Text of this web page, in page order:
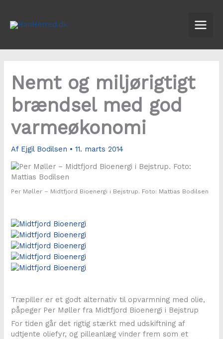
indholdet
Nemt og miljørigtigt
brændsel med god
varmeøkonomi
Af Ejgil Bodilsen •11. marts 2014
Per Møller – Midtfjord Bioenergi i Bejstrup. Foto: Mattias Bodilsen
Træpiller er et godt alternativ til opvarmning med olie,
påpeger Per Møller fra Midtfjord Bioenergi i Bejstrup
For tiden går det rigtig stærkt med udskiftning af
udtjente oliefyr, og pilleanlæg vinder frem som et